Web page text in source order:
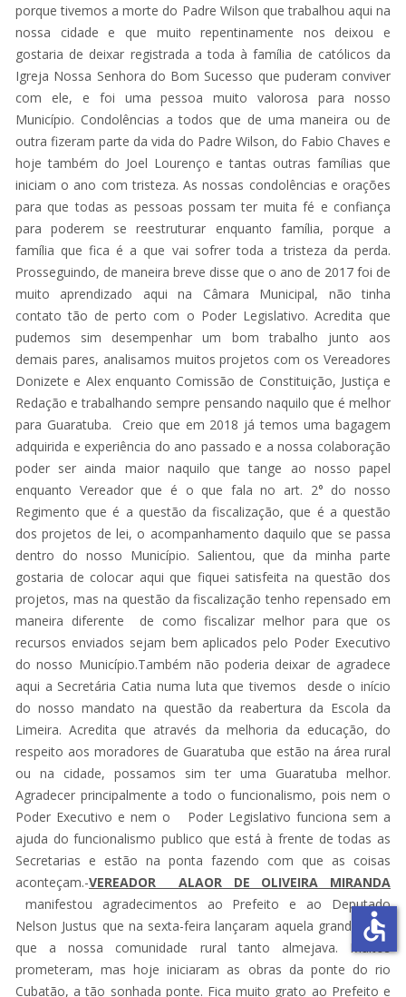
porque tivemos a morte do Padre Wilson que trabalhou aqui na
nossa cidade e que muito repentinamente nos deixou e
gostaria de deixar registrada a toda à família de católicos da
Igreja Nossa Senhora do Bom Sucesso que puderam conviver
com ele, e foi uma pessoa muito valorosa para nosso
Município. Condolências a todos que de uma maneira ou de
outra fizeram parte da vida do Padre Wilson, do Fabio Chaves e
hoje também do Joel Lourenço e tantas outras famílias que
iniciam o ano com tristeza. As nossas condolências e orações
para que todas as pessoas possam ter muita fé e confiança
para poderem se reestruturar enquanto família, porque a
família que fica é a que vai sofrer toda a tristeza da perda.
Prosseguindo, de maneira breve disse que o ano de 2017 foi de
muito aprendizado aqui na Câmara Municipal, não tinha
contato tão de perto com o Poder Legislativo. Acredita que
pudemos sim desempenhar um bom trabalho junto aos
demais pares, analisamos muitos projetos com os Vereadores
Donizete e Alex enquanto Comissão de Constituição, Justiça e
Redação e trabalhando sempre pensando naquilo que é melhor
para Guaratuba. Creio que em 2018 já temos uma bagagem
adquirida e experiência do ano passado e a nossa colaboração
poder ser ainda maior naquilo que tange ao nosso papel
enquanto Vereador que é o que fala no art. 2° do nosso
Regimento que é a questão da fiscalização, que é a questão
dos projetos de lei, o acompanhamento daquilo que se passa
dentro do nosso Município. Salientou, que da minha parte
gostaria de colocar aqui que fiquei satisfeita na questão dos
projetos, mas na questão da fiscalização tenho repensado em
maneira diferente de como fiscalizar melhor para que os
recursos enviados sejam bem aplicados pelo Poder Executivo
do nosso Município.Também não poderia deixar de agradece
aqui a Secretária Catia numa luta que tivemos desde o início
do nosso mandato na questão da reabertura da Escola da
Limeira. Acredita que através da melhoria da educação, do
respeito aos moradores de Guaratuba que estão na área rural
ou na cidade, possamos sim ter uma Guaratuba melhor.
Agradecer principalmente a todo o funcionalismo, pois nem o
Poder Executivo e nem o Poder Legislativo funciona sem a
ajuda do funcionalismo publico que está à frente de todas as
Secretarias e estão na ponta fazendo com que as coisas
aconteçam.-VEREADOR ALAOR DE OLIVEIRA MIRANDA
manifestou agradecimentos ao Prefeito e ao Deputado
Nelson Justus que na sexta-feira lançaram aquela grande obra
que a nossa comunidade rural tanto almejava. Muitos
prometeram, mas hoje iniciaram as obras da ponte do rio
Cubatão, a tão sonhada ponte. Fica muito grato ao Prefeito e
accessible